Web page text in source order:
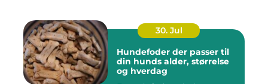
30. Jul
Hundefoder der passer til
din hunds alder, størrelse
og hverdag